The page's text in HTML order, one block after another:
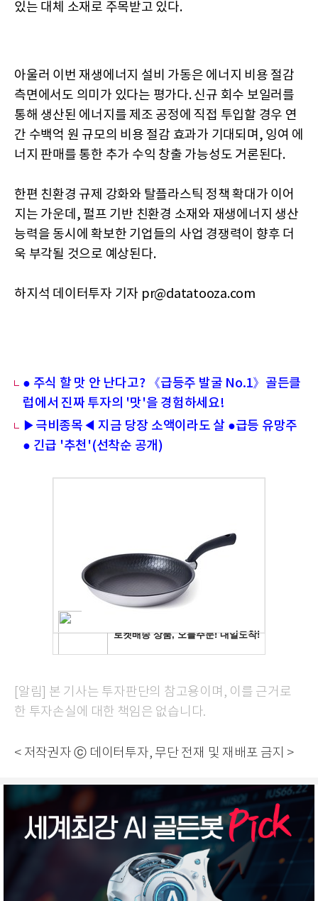
있는 대체 소재로 주목받고 있다.
아울러 이번 재생에너지 설비 가동은 에너지 비용 절감
측면에서도 의미가 있다는 평가다. 신규 회수 보일러를
통해 생산된 에너지를 제조 공정에 직접 투입할 경우 연
간 수백억 원 규모의 비용 절감 효과가 기대되며, 잉여 에
너지 판매를 통한 추가 수익 창출 가능성도 거론된다.
한편 친환경 규제 강화와 탈플라스틱 정책 확대가 이어
지는 가운데, 펄프 기반 친환경 소재와 재생에너지 생산
능력을 동시에 확보한 기업들의 사업 경쟁력이 향후 더
욱 부각될 것으로 예상된다.
하지석 데이터투자 기자 pr@datatooza.com
● 주식 할 맛 안 난다고? 《급등주 발굴 No.1》골든클
럽에서 진짜 투자의 '맛'을 경험하세요!
▶극비종목◀ 지금 당장 소액이라도 살 ●급등 유망주
● 긴급 '추천'(선착순 공개)
[알림] 본 기사는 투자판단의 참고용이며, 이를 근거로
한 투자손실에 대한 책임은 없습니다.
< 저작권자 ⓒ 데이터투자, 무단 전재 및 재배포 금지 >